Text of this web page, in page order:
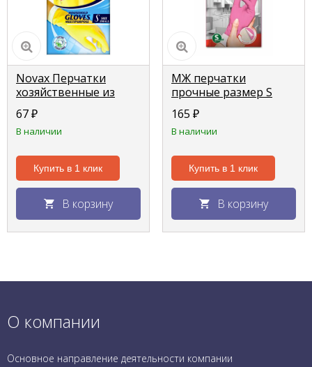
Novax Перчатки
хозяйственные из
Латекса с хлопком
желтые размер S
67₽
В наличии
Купить в 1 клик
В корзину
МЖ перчатки
прочные размер S
165 ₽
В наличии
Купить в 1 клик
В корзину
О компании
Основное направление деятельности компании